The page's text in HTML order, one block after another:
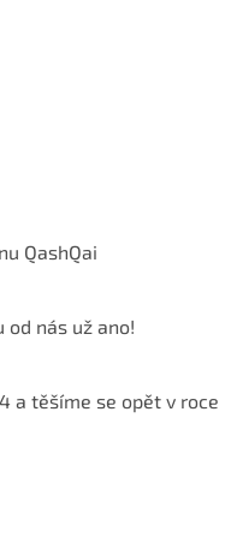
QashQai
od nás už ano!
a těšíme se opět v roce